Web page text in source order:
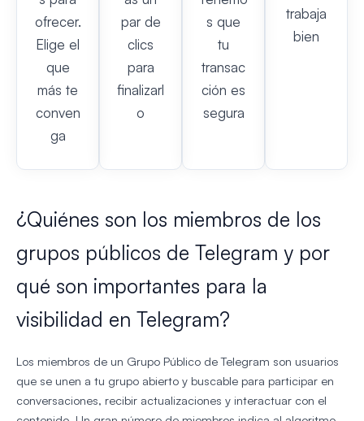
ofrecer.
Elige el
que
más te
conven
ga
par de
clics
para
finalizarl
o
s que
tu
transac
ción es
segura
trabaja
bien
¿Quiénes son los miembros de los
grupos públicos de Telegram y por
qué son importantes para la
visibilidad en Telegram?
Los miembros de un Grupo Público de Telegram son usuarios
que se unen a tu grupo abierto y buscable para participar en
conversaciones, recibir actualizaciones y interactuar con el